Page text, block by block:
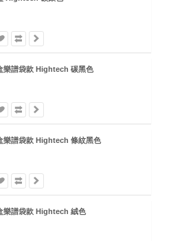
樂譜袋款 Hightech 碳黑色
樂譜袋款 Hightech 條紋黑色
樂譜袋款 Hightech 絨色